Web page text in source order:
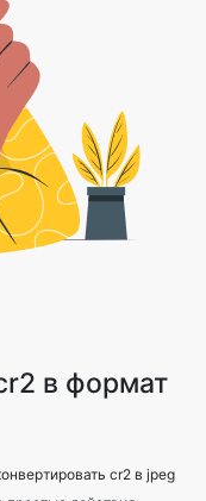
в формат
cr2 в jpeg
действия:
кнопку «Выбрать